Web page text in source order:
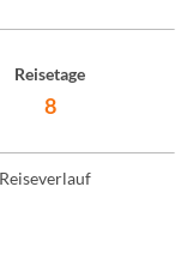
Reisetage
8
Reiseverlauf